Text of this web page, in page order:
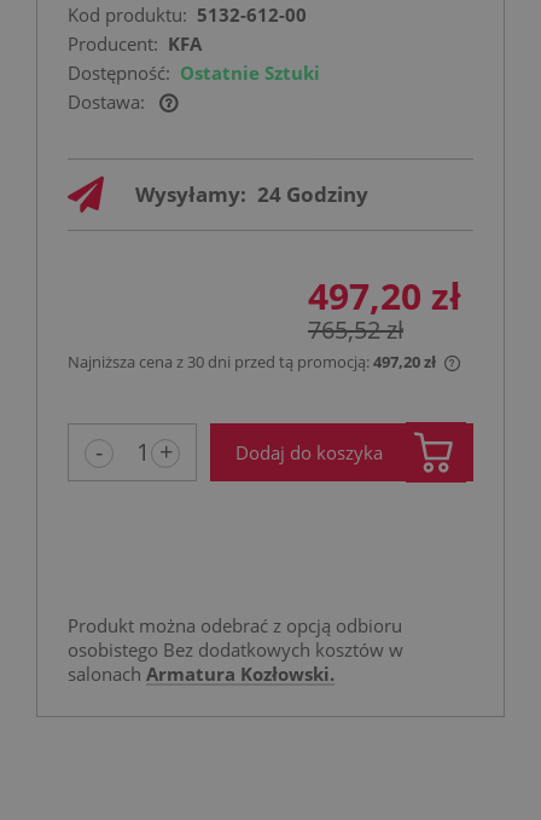
Kod produktu: 5132-612-00
Producent: KFA
Dostępność: Ostatnie Sztuki
Dostawa:
Cena nie zawiera ewentualnych kosztów
Wysyłamy: 24 Godziny
497,20 zł
765,52 zł
Najniższa cena z 30 dni przed tą promocją:497,20 zł
- + Dodaj do koszyka
Produkt można odebrać z opcją odbioru
osobistego Bez dodatkowych kosztów w
salonach Armatura Kozłowski.